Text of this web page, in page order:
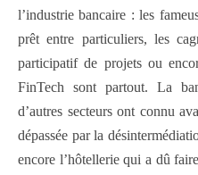
l’industrie bancaire : les
prêt entre particuliers, les
participatif de projets ou
FinTech sont partout. La
d’autres secteurs ont connu
dépassée par la
encore l’hôtellerie qui a dû